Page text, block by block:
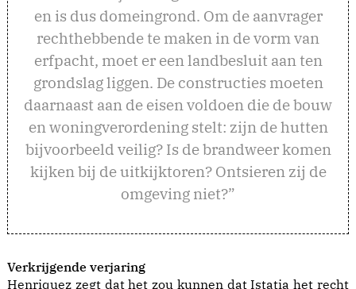
en is dus domeingrond. Om de aanvrager
rechthebbende te maken in de vorm van
erfpacht, moet er een landbesluit aan ten
grondslag liggen. De constructies moeten
daarnaast aan de eisen voldoen die de bouw
en woningverordening stelt: zijn de hutten
bijvoorbeeld veilig? Is de brandweer komen
kijken bij de uitkijktoren? Ontsieren zij de
omgeving niet?”
Verkrijgende verjaring
Henriquez zegt dat het zou kunnen dat Istatia het recht